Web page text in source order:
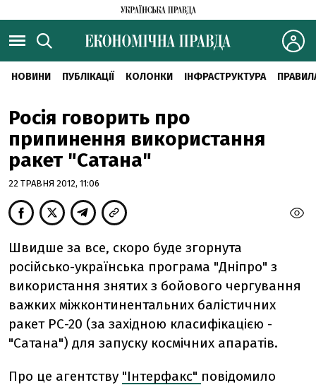
НОВИНИ ПУБЛІКАЦІЇ КОЛОНКИ ІНФРАСТРУКТУРА
Росія говорить про
припинення використання
ракет "Сатана"
22 ТРАВНЯ 2012, 11:06
Швидше за все, скоро буде згорнута
російсько-українська програма "Дніпро" з
використання знятих з бойового чергування
важких міжконтинентальних балістичних
ракет РС-20 (за західною класифікацією -
"Сатана") для запуску космічних апаратів.
Про це агентству "Інтерфакс" повідомило